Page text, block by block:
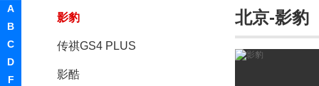
A
B
C
D
F
影豹
传祺GS4 PLUS
影酷
北京-影豹